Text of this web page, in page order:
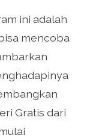
ini adalah
mencoba
Gratis dari